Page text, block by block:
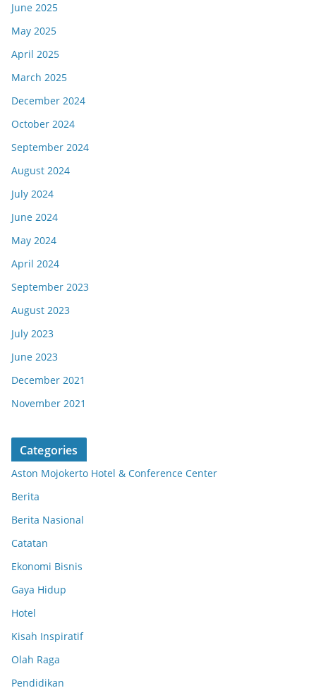
June 2025
May 2025
April 2025
March 2025
December 2024
October 2024
September 2024
August 2024
July 2024
June 2024
May 2024
April 2024
September 2023
August 2023
July 2023
June 2023
December 2021
November 2021
Categories
Aston Mojokerto Hotel & Conference Center
Berita
Berita Nasional
Catatan
Ekonomi Bisnis
Gaya Hidup
Hotel
Kisah Inspiratif
Olah Raga
Pendidikan